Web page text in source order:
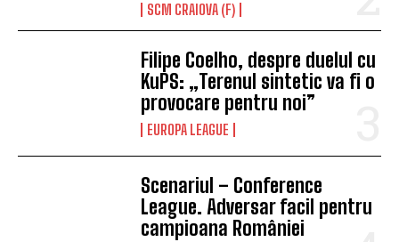
SCM CRAIOVA (F)
Filipe Coelho, despre duelul cu
KuPS: „Terenul sintetic va fi o
provocare pentru noi”
EUROPA LEAGUE
Scenariul – Conference
League. Adversar facil pentru
campioana României